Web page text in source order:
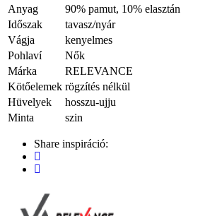
Anyag
90% pamut, 10% elasztán
Időszak
tavasz/nyár
Vágja
kenyelmes
Pohlaví
Nők
Márka
RELEVANCE
Kötőelemek rögzítés nélkül
Hüvelyek
hosszu-ujju
Minta
szin
Share inspiráció: